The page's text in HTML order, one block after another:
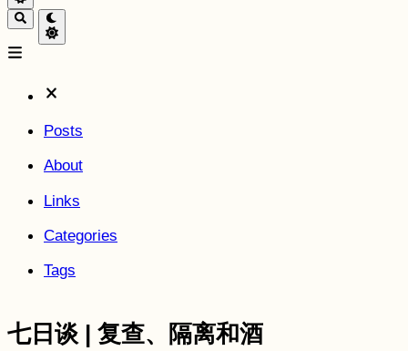
Posts
About
Links
Categories
Tags
七日谈 | 复查、隔离和酒